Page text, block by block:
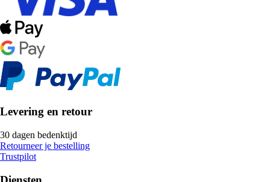
Levering en retour
30 dagen bedenktijd
Retourneer je bestelling
Trustpilot